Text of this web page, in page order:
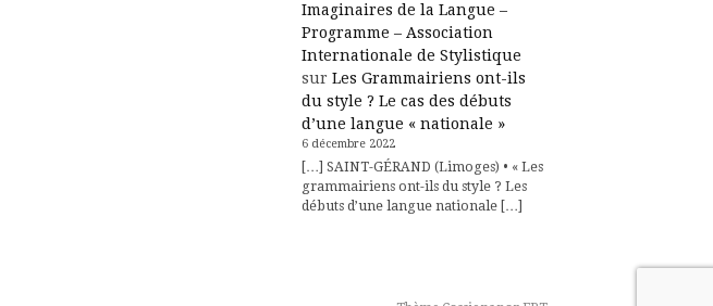
Imaginaires de la Langue –
Programme – Association
Internationale de Stylistique
sur Les Grammairiens ont-ils
du style ? Le cas des débuts
d’une langue « nationale »
6 décembre 2022
[…] SAINT-GÉRAND (Limoges) • « Les
grammairiens ont-ils du style ? Les
débuts d’une langue nationale […]